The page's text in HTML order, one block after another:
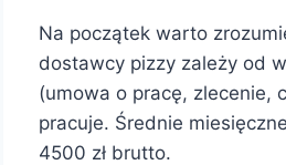
Na początek warto
dostawcy pizzy zależy od
(umowa o pracę, zlecenie,
pracuje. Średnie
4500 zł brutto.